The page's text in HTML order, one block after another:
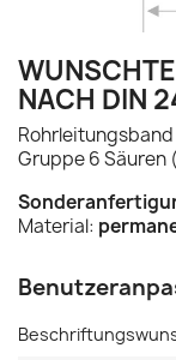
NACH DIN
Gruppe 6 Säuren
Material: